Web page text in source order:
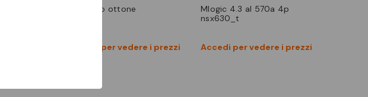
pozzetto ottone
Accedi per vedere i prezzi
Confronta
mlogic 4.3 al 570a 4p
nsx630_t
Accedi per vedere i prezzi
Vedi prodotto
Confronta